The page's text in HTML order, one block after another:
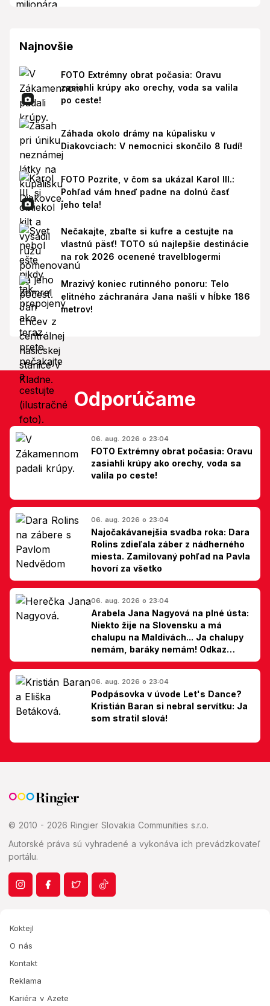
Najnovšie
FOTO Extrémny obrat počasia: Oravu
zasiahli krúpy ako orechy, voda sa valila
po ceste!
Záhada okolo drámy na kúpalisku v
Diakovciach: V nemocnici skončilo 8 ľudí!
FOTO Pozrite, v čom sa ukázal Karol III.:
Pohľad vám hneď padne na dolnú časť
jeho tela!
Nečakajte, zbaľte si kufre a cestujte na
vlastnú päsť! TOTO sú najlepšie destinácie
na rok 2026 ocenené travelblogermi
Mrazivý koniec rutinného ponoru: Telo
elitného záchranára Jana našli v hĺbke 186
metrov!
Odporúčame
06. aug. 2026 o 23:04
FOTO Extrémny obrat počasia: Oravu
zasiahli krúpy ako orechy, voda sa
valila po ceste!
06. aug. 2026 o 23:04
Najočakávanejšia svadba roka: Dara
Rolins zdieľala záber z nádherného
miesta. Zamilovaný pohľad na Pavla
hovorí za všetko
06. aug. 2026 o 23:04
Arabela Jana Nagyová na plné ústa:
Niekto žije na Slovensku a má
chalupu na Maldivách... Ja chalupy
nemám, baráky nemám! Odkaz
Slovákom
06. aug. 2026 o 23:04
Podpásovka v úvode Let's Dance?
Kristián Baran si nebral servítku: Ja
som stratil slová!
© 2010 - 2026 Ringier Slovakia Communities s.r.o.
Autorské práva sú vyhradené a vykonáva ich prevádzkovateľ
portálu.
Koktejl
O nás
Kontakt
Reklama
Kariéra v Azete